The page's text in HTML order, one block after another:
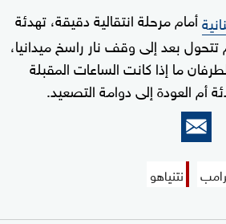
أمام مرحلة انتقالية دقيقة، تهدئة
تتحول بعد إلى وقف نار راسخ ميدانيا،
ما إذا كانت الساعات المقبلة
أم العودة إلى دوامة التصعيد.
نتنياهو